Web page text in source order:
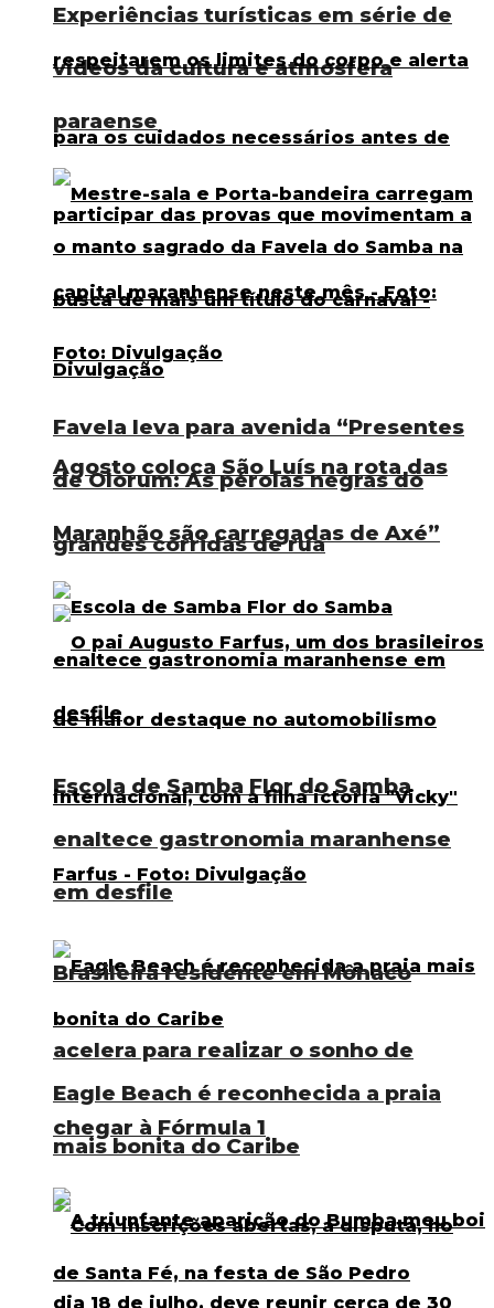
Experiências turísticas em série de
vídeos da cultura e atmosfera
paraense
Favela leva para avenida “Presentes
de Olorum: As pérolas negras do
Maranhão são carregadas de Axé”
Escola de Samba Flor do Samba
enaltece gastronomia maranhense
em desfile
Eagle Beach é reconhecida a praia
mais bonita do Caribe
Agosto coloca São Luís na rota das
grandes corridas de rua
Brasileira residente em Mônaco
acelera para realizar o sonho de
chegar à Fórmula 1